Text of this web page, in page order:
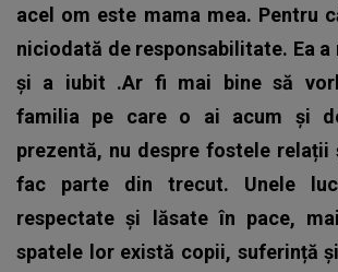
acel om este mama mea. Pentru
niciodată de responsabilitate. Ea a
și a iubit .Ar fi mai bine să
familia pe care o ai acum și
prezentă, nu despre fostele relații
fac parte din trecut. Unele
respectate și lăsate în pace,
spatele lor există copii, suferință